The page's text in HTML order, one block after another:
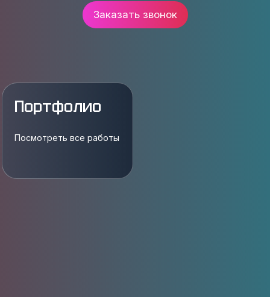
Заказать звонок
Портфолио
Посмотреть все работы